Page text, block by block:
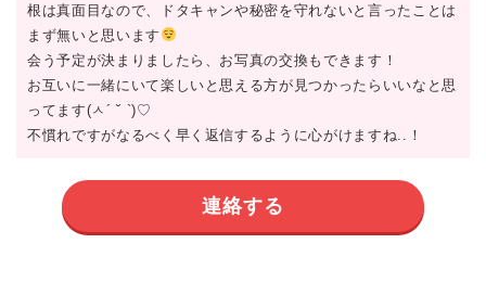
根は真面目なので、ドタキャンや秘密を守れないと言ったことは
まず無いと思います
会う予定が決まりましたら、お写真の交換もできます！
お互いに一緒にいて楽しいと思える方が見つかったらいいなと思
ってます(ㅅ´ ˘ `)♡
不慣れですがなるべく早く返信するように心がけますね..！
連絡する